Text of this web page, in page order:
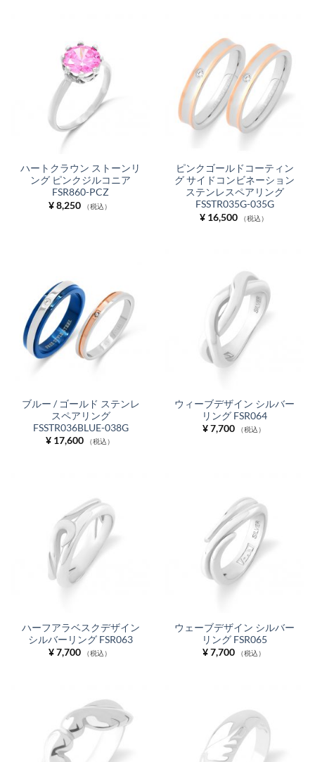
ハートクラウン ストーンリ
ング ピンクジルコニア
FSR860-PCZ
¥8,250 （税込）
ピンクゴールドコーティン
グ サイドコンビネーション
ステンレスペアリング
FSSTR035G-035G
¥16,500 （税込）
ブルー / ゴールド ステンレ
スペアリング
FSSTR036BLUE-038G
¥17,600 （税込）
ウィーブデザイン シルバー
リング FSR064
¥7,700 （税込）
ハーフアラベスクデザイン
シルバーリング FSR063
¥7,700 （税込）
ウェーブデザイン シルバー
リング FSR065
¥7,700 （税込）